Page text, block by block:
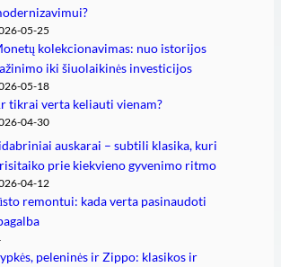
05-25
kolekcionavimas: nuo istorijos
iki šiuolaikinės investicijos
05-18
tikrai verta keliauti vienam?
04-30
auskarai – subtili klasika, kuri
prie kiekvieno gyvenimo ritmo
04-12
remontui: kada verta pasinaudoti
peleninės ir Zippo: klasikos ir